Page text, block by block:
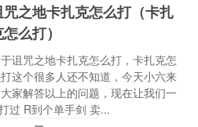
咒之地卡扎克怎么打（卡扎
么打）
诅咒之地卡扎克怎么打，卡扎克怎
这个很多人还不知道，今天小六来
家解答以上的问题，现在让我们一
过 R到个单手剑 卖...